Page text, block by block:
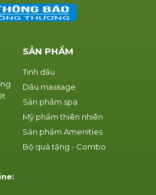
SẢN PHẨM
Tinh dầu
Dầu massage
Sản phẩm spa
Mỹ phẩm thiên nhiên
Sản phẩm Amenities
Bộ quà tặng - Combo